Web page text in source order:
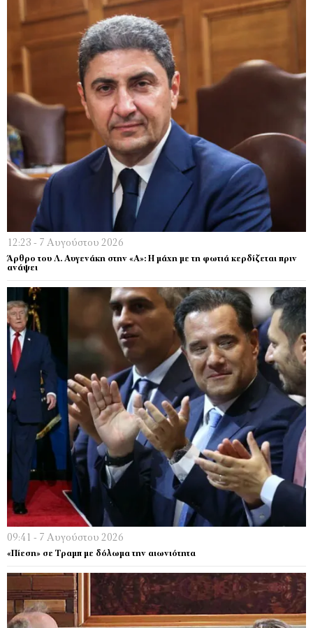
12:23 - 7 Αυγούστου 2026
Άρθρο του Λ. Αυγενάκη στην «Α»: Η μάχη με τη φωτιά κερδίζεται πριν
ανάψει
09:41 - 7 Αυγούστου 2026
«Πίεση» σε Τραμπ με δόλωμα την αιωνιότητα